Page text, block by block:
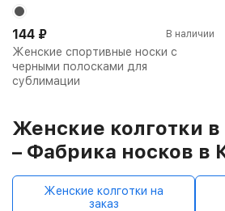
Женские спортивные носки с
черными полосками для
сублимации
144 ₽ В наличии
Женские колготки
– Фабрика носков в
Женские колготки на
заказ